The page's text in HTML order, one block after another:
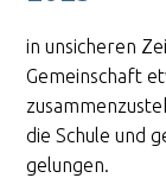
in unsicheren
Gemeinschaft
die Schule und
gelungen.